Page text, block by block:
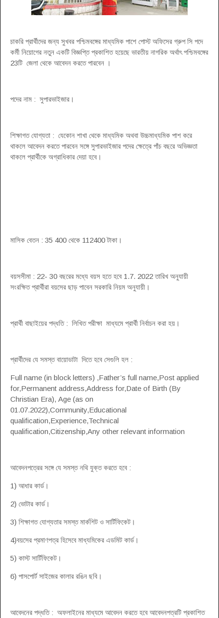
চাকরি প্রার্থীদের জন্য সুখবর পশ্চিমবঙ্গের মাধ্যমিক পাশে পোস্ট অফিসের গ্রুপ সি পদে
কর্মী নিয়োগের নতুন একটি বিজ্ঞপ্তি প্রকাশিত হয়েছে ভারতীয় নাগরিক অর্থাৎ পশ্চিমবঙ্গের
23টি জেলা থেকে আবেদন করতে পারবেন ।
পদের নাম : সুপারভাইজার।
শিক্ষাগত যোগ্যতা : যেকোন শাখা থেকে মাধ্যমিক অথবা উচ্চমাধ্যমিক পাশ করে
থাকলে আবেদন করতে পারবেন সঙ্গে সুপারভাইজার পদের ক্ষেত্রে পাঁচ বছরে অভিজ্ঞতা
থাকলে প্রার্থীকে অগ্রাধিকার দেয়া হবে।
মাসিক বেতন : 35 400 থেকে 112400 টাকা।
বয়সসীমা : 22- 30 বছরের মধ্যে বয়স হতে হবে 1.7. 2022 তারিখ অনুযায়ী
সংরক্ষিত প্রার্থীরা বয়সের ছাড় পাবেন সরকারি নিয়ম অনুযায়ী।
প্রার্থী বাছাইয়ের পদ্ধতি : লিখিত পরীক্ষা মাধ্যমে প্রার্থী নির্বাচন করা হয়।
প্রার্থীদের যে সমস্ত বায়োডাটা দিতে হবে সেগুলি হল :
Full name (in block letters) ,Father’s full name,Post applied
for,Permanent address,Address for,Date of Birth (By
Christian Era), Age (as on
01.07.2022),Community,Educational
qualification,Experience,Technical
qualification,Citizenship,Any other relevant information
আবেদনপত্রের সঙ্গে যে সমস্ত নথি যুক্ত করতে হবে :
1) আধার কার্ড।
2) ভোটার কার্ড।
3) শিক্ষাগত যোগ্যতার সমস্ত মার্কশিট ও সার্টিফিকেট।
4)বয়সের প্রমাণপত্র হিসেবে মাধ্যমিকের এডমিট কার্ড।
5) কাস্ট সার্টিফিকেট।
6) পাসপোর্ট সাইজের কালার রঙিন ছবি।
আবেদনের পদ্ধতি : অফলাইনের মাধ্যমে আবেদন করতে হবে আবেদনপত্রটি প্রকাশিত